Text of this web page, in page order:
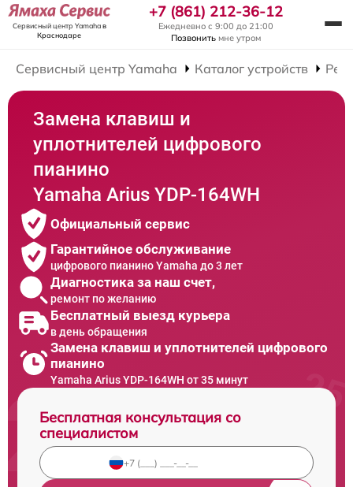
Сервисный центр Yamahaв
Краснодаре
+7 (861) 212-36-12
Ежедневно с 9:00 до 21:00
Позвонить мне утром
Сервисный центр Yamaha Каталог устройств
Замена клавиш и
уплотнителей цифрового
пианино
Yamaha Arius YDP-164WH
Официальный сервис
Гарантийное обслуживание
цифрового пианино Yamaha до 3 лет
Диагностика за наш счет,
ремонт по желанию
Бесплатный выезд курьера
в день обращения
Замена клавиш и уплотнителей цифрового
пианино
Yamaha Arius YDP-164WH от 35 минут
Бесплатная консультация со
специалистом